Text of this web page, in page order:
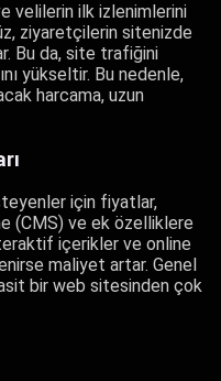
velilerin ilk izlenimlerini
ziyaretçilerin sitenizde
Bu da, site trafiğini
yükseltir. Bu nedenle,
harcama, uzun
için fiyatlar,
(CMS) ve ek özelliklere
içerikler ve online
maliyet artar. Genel
bir web sitesinden çok